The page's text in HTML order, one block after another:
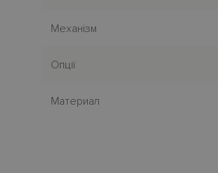
Механiзм
Опції
Материал